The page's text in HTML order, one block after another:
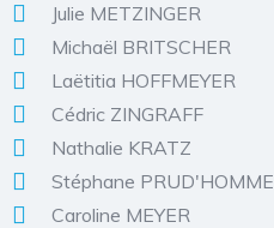
Julie METZINGER
Michaël BRITSCHER
Laëtitia HOFFMEYER
Cédric ZINGRAFF
Nathalie KRATZ
Stéphane PRUD'HOMME
Caroline MEYER